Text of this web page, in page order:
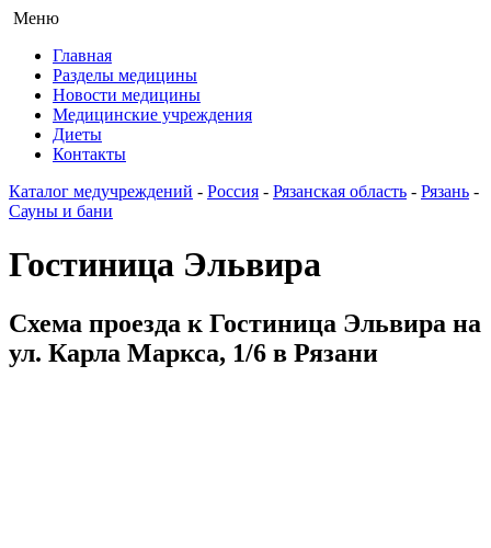
Меню
Главная
Разделы медицины
Новости медицины
Медицинские учреждения
Диеты
Контакты
Каталог медучреждений - Россия - Рязанская область - Рязань -
Сауны и бани
Гостиница Эльвира
Схема проезда к Гостиница Эльвира на
ул. Карла Маркса, 1/6 в Рязани